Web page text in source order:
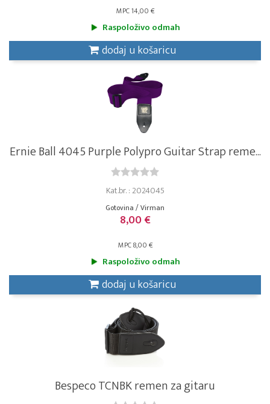
MPC 14,00 €
Raspoloživo odmah
dodaj u košaricu
Ernie Ball 4045 Purple Polypro Guitar Strap reme...
Kat.br. : 2024045
Gotovina / Virman
8,00 €
MPC 8,00 €
Raspoloživo odmah
dodaj u košaricu
Bespeco TCNBK remen za gitaru